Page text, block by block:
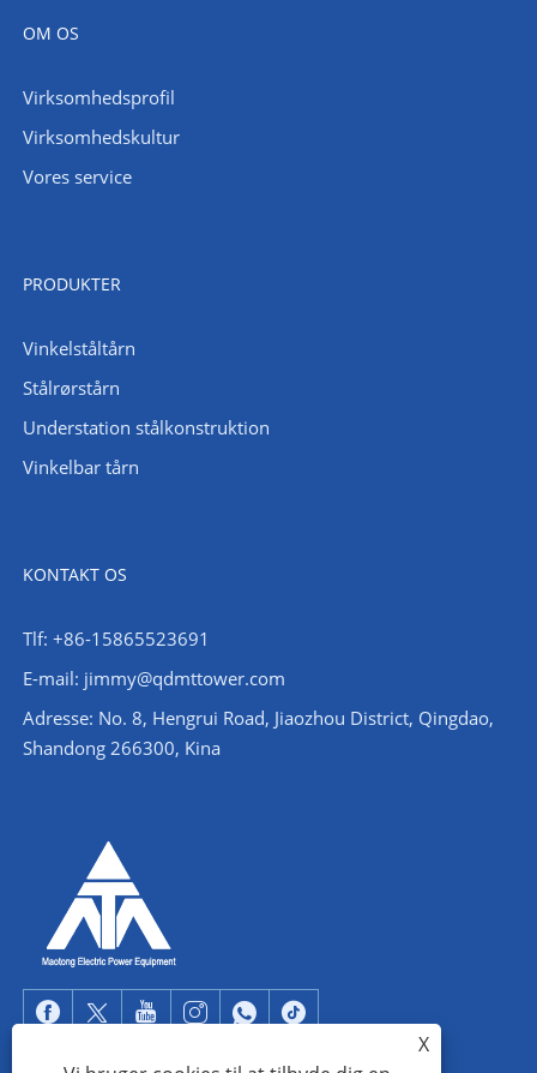
OM OS
Virksomhedsprofil
Virksomhedskultur
Vores service
PRODUKTER
Vinkelståltårn
Stålrørstårn
Understation stålkonstruktion
Vinkelbar tårn
KONTAKT OS
Tlf: +86-15865523691
E-mail: jimmy@qdmttower.com
Adresse: No. 8, Hengrui Road, Jiaozhou District, Qingdao,
Shandong 266300, Kina
X